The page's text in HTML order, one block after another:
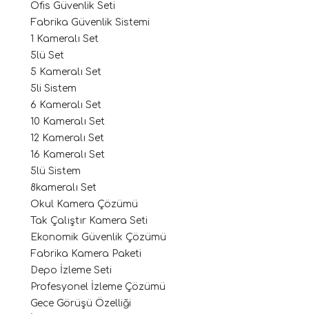
Ofis Güvenlik Seti
Fabrika Güvenlik Sistemi
1 Kameralı Set
5lü Set
5 Kameralı Set
5li Sistem
6 Kameralı Set
10 Kameralı Set
12 Kameralı Set
16 Kameralı Set
5lü Sistem
8kameralı Set
Okul Kamera Çözümü
Tak Çalıştır Kamera Seti
Ekonomik Güvenlik Çözümü
Fabrika Kamera Paketi
Depo İzleme Seti
Profesyonel İzleme Çözümü
Gece Görüşü Özelliği